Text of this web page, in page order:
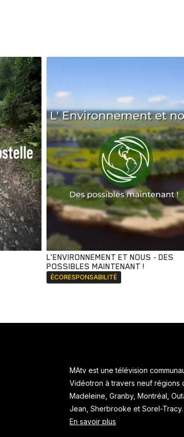
Sport Voyage Yoga
L'ENVIRONNEMENT ET NOUS - DES
POSSIBLES MAINTENANT !
ÉCORESPONSABILITÉ
MAtv est une télévision
Vidéotron à travers neuf régions
Madeleine, Granby, Montréal,
Jean, Sherbrooke et Sorel-
En savoir plus